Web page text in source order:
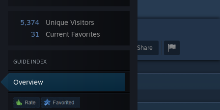
5,374
Unique Visitors
31
Current Favorites
GUIDE INDEX
Overview
3
Share